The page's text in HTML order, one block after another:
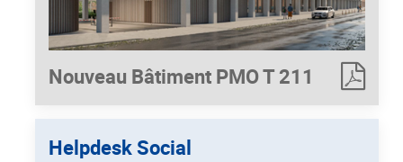
Nouveau Bâtiment PMO T 211
Helpdesk Social